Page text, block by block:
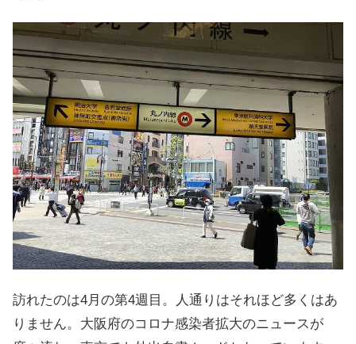
訪れたのは4月の第4週目。人通りはそれほど多くはあ
りません。大阪府のコロナ感染者拡大のニュースが